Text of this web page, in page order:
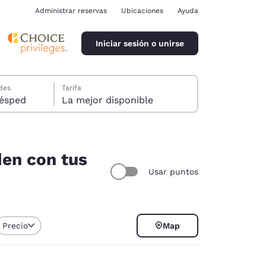
Administrar reservas Ubicaciones Ayuda
Iniciar sesión o unirse
1 huésped
Tarifa
La mejor disponible
con tus
Usar puntos
Precio Map